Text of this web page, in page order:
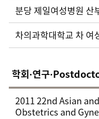
분당 제일여성병원 산
차의과학대학교 차 여
학회∙연구
2011 22nd Asian
Obstetrics and